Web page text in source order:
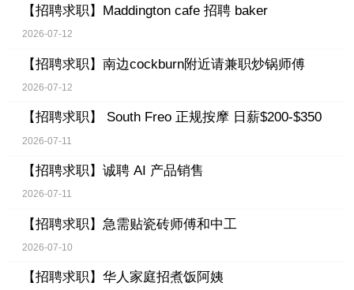
【招聘求职】 Maddington cafe 招聘 baker
2026-07-12
【招聘求职】 南边cockburn附近请兼职炒锅师傅
2026-07-12
【招聘求职】 South Freo 正规按摩 日薪$200-$350
2026-07-11
【招聘求职】 诚聘 AI 产品销售
2026-07-11
【招聘求职】 急需贴瓷砖师傅和中工
2026-07-10
【招聘求职】 华人家庭招煮饭阿姨